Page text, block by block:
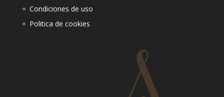
Condiciones de uso
Politica de cookies